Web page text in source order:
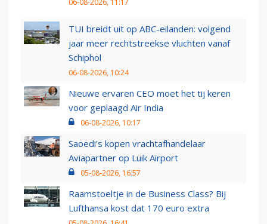
06-08-2026, 11:17
TUI breidt uit op ABC-eilanden: volgend
jaar meer rechtstreekse vluchten vanaf
Schiphol
06-08-2026, 10:24
Nieuwe ervaren CEO moet het tij keren
voor geplaagd Air India
06-08-2026, 10:17
Saoedi’s kopen vrachtafhandelaar
Aviapartner op Luik Airport
05-08-2026, 16:57
Raamstoeltje in de Business Class? Bij
Lufthansa kost dat 170 euro extra